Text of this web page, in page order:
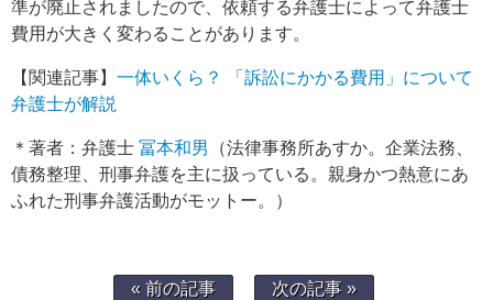
準が廃止されましたので、依頼する弁護士によって弁護士
費用が大きく変わることがあります。
【関連記事】 一体いくら？ 「訴訟にかかる費用」について
弁護士が解説
＊著者：弁護士 冨本和男
（法律事務所あすか。企業法務、
債務整理、刑事弁護を主に扱っている。親身かつ熱意にあ
ふれた刑事弁護活動がモットー。）
« 前の記事 次の記事 »